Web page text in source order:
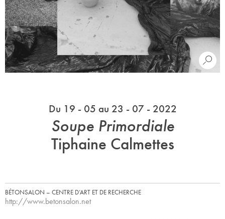
Du 19 - 05 au 23 - 07 - 2022
Soupe Primordiale
Tiphaine Calmettes
BÉTONSALON – CENTRE D’ART ET DE RECHERCHE
http://www.betonsalon.net